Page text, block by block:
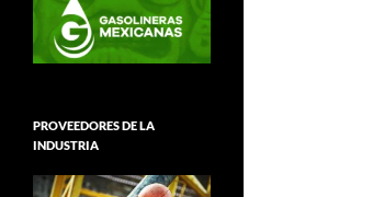
PROVEEDORES DE LA
INDUSTRIA